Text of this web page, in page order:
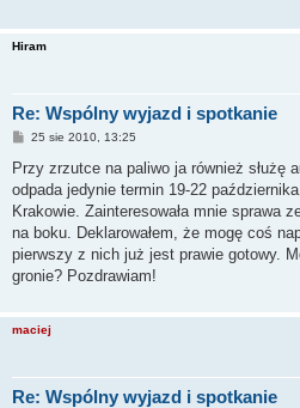
Hiram
Re: Wspólny wyjazd i spotkanie
P
s
25 sie 2010, 13:25
Przy zrzutce na paliwo ja również służę
odpada jedynie termin 19-22
Krakowie. Zainteresowała mnie sprawa
na boku. Deklarowałem, że mogę coś
pierwszy z nich już jest prawie gotowy.
gronie? Pozdrawiam!
maciej
Re: Wspólny wyjazd i spotkanie